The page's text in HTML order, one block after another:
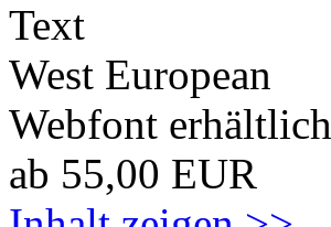
Text
West European
Webfont erhältlich
ab 55,00 EUR